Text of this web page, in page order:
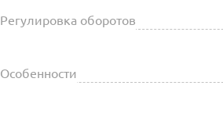
Регулировка оборотов
Особенности